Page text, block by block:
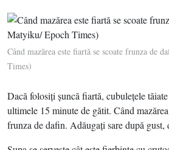
Când mazărea este fiartă se scoate frunza de
Times)
Dacă folosiţi şuncă fiartă, cubuleţele
ultimele 15 minute de gătit. Când
frunza de dafin. Adăugaţi sare după gust,